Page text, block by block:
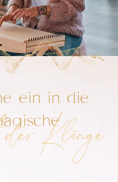
Klänge
ein in die